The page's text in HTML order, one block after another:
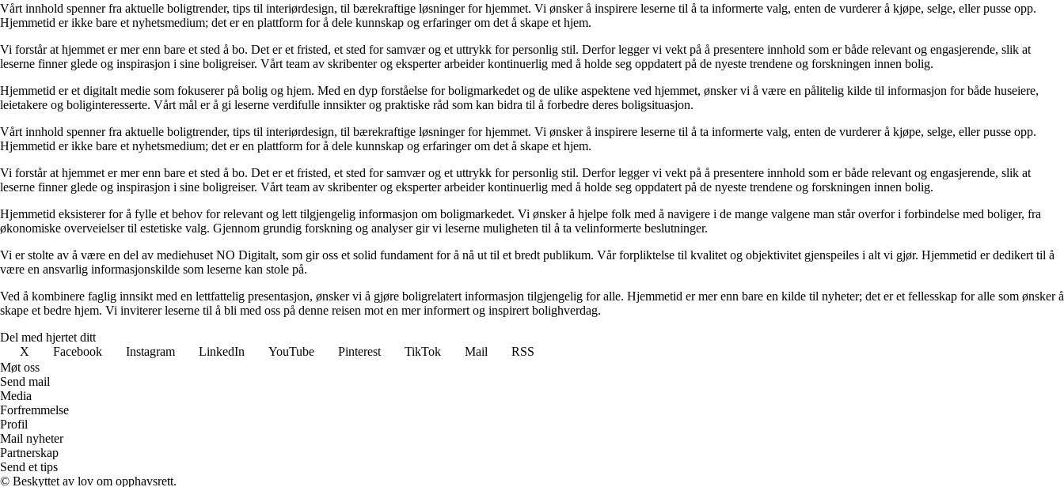
Vårt innhold spenner fra aktuelle boligtrender, tips til interiørdesign, til bærekraftige løsninger for hjemmet. Vi ønsker å inspirere leserne til å ta informerte valg, enten de vurderer å kjøpe, selge, eller pusse opp.
Hjemmetid er ikke bare et nyhetsmedium; det er en plattform for å dele kunnskap og erfaringer om det å skape et hjem.
Vi forstår at hjemmet er mer enn bare et sted å bo. Det er et fristed, et sted for samvær og et uttrykk for personlig stil. Derfor legger vi vekt på å presentere innhold som er både relevant og engasjerende, slik at
leserne finner glede og inspirasjon i sine boligreiser. Vårt team av skribenter og eksperter arbeider kontinuerlig med å holde seg oppdatert på de nyeste trendene og forskningen innen bolig.
Hjemmetid er et digitalt medie som fokuserer på bolig og hjem. Med en dyp forståelse for boligmarkedet og de ulike aspektene ved hjemmet, ønsker vi å være en pålitelig kilde til informasjon for både huseiere,
leietakere og boliginteresserte. Vårt mål er å gi leserne verdifulle innsikter og praktiske råd som kan bidra til å forbedre deres boligsituasjon.
Vårt innhold spenner fra aktuelle boligtrender, tips til interiørdesign, til bærekraftige løsninger for hjemmet. Vi ønsker å inspirere leserne til å ta informerte valg, enten de vurderer å kjøpe, selge, eller pusse opp.
Hjemmetid er ikke bare et nyhetsmedium; det er en plattform for å dele kunnskap og erfaringer om det å skape et hjem.
Vi forstår at hjemmet er mer enn bare et sted å bo. Det er et fristed, et sted for samvær og et uttrykk for personlig stil. Derfor legger vi vekt på å presentere innhold som er både relevant og engasjerende, slik at
leserne finner glede og inspirasjon i sine boligreiser. Vårt team av skribenter og eksperter arbeider kontinuerlig med å holde seg oppdatert på de nyeste trendene og forskningen innen bolig.
Hjemmetid eksisterer for å fylle et behov for relevant og lett tilgjengelig informasjon om boligmarkedet. Vi ønsker å hjelpe folk med å navigere i de mange valgene man står overfor i forbindelse med boliger, fra
økonomiske overveielser til estetiske valg. Gjennom grundig forskning og analyser gir vi leserne muligheten til å ta velinformerte beslutninger.
Vi er stolte av å være en del av mediehuset NO Digitalt, som gir oss et solid fundament for å nå ut til et bredt publikum. Vår forpliktelse til kvalitet og objektivitet gjenspeiles i alt vi gjør. Hjemmetid er dedikert til å
være en ansvarlig informasjonskilde som leserne kan stole på.
Ved å kombinere faglig innsikt med en lettfattelig presentasjon, ønsker vi å gjøre boligrelatert informasjon tilgjengelig for alle. Hjemmetid er mer enn bare en kilde til nyheter; det er et fellesskap for alle som ønsker å
skape et bedre hjem. Vi inviterer leserne til å bli med oss på denne reisen mot en mer informert og inspirert bolighverdag.
Del med hjertet ditt
X
Facebook Instagram LinkedIn YouTube Pinterest TikTok Mail
RSS
Møt oss
Send mail
Media
Forfremmelse
Profil
Mail nyheter
Partnerskap
Send et tips
© Beskyttet av lov om opphavsrett.